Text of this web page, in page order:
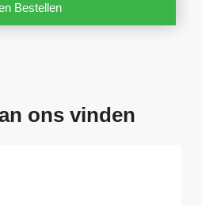
Bestellen
ons vinden